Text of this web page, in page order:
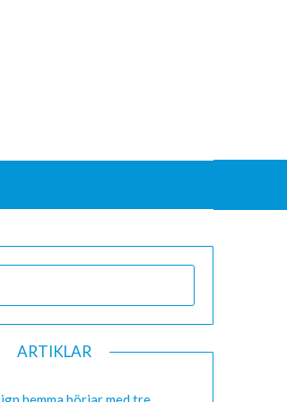
ARTIKLAR